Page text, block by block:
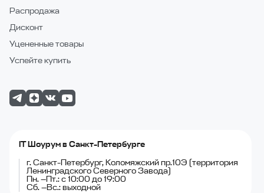
Распродажа
Дисконт
Уцененные товары
Успейте купить
IT Шоурум в Санкт-Петербурге
г. Санкт-Петербург, Коломяжский пр.10Э (территория
Ленинградского Северного Завода)
Пн. —Пт.: с 10:00 до 19:00
Сб. —Вс.: выходной